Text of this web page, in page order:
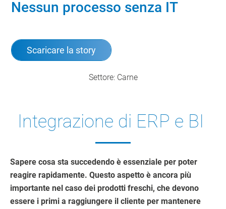
Nessun processo senza IT
Scaricare la story
Settore: Carne
Integrazione di ERP e BI
Sapere cosa sta succedendo è essenziale per poter
reagire rapidamente. Questo aspetto è ancora più
importante nel caso dei prodotti freschi, che devono
essere i primi a raggiungere il cliente per mantenere